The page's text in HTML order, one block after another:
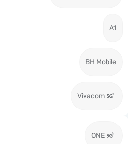
A1
BH Mobile
Vivacom
ONE